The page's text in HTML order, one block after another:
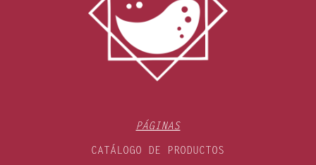
PÁGINAS
CATÁLOGO DE PRODUCTOS